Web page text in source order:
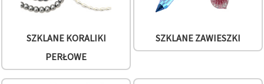
Ustawienia
SZKLANE KORALIKI
PERŁOWE
SZKLANE ZAWIESZKI